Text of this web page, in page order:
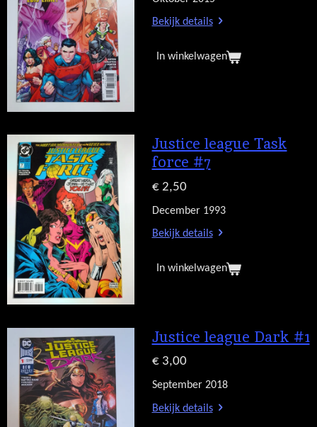
Bekijk details
In winkelwagen
Justice league Task
force #7
€ 2,50
December 1993
Bekijk details
In winkelwagen
Justice league Dark #1
€ 3,00
September 2018
Bekijk details